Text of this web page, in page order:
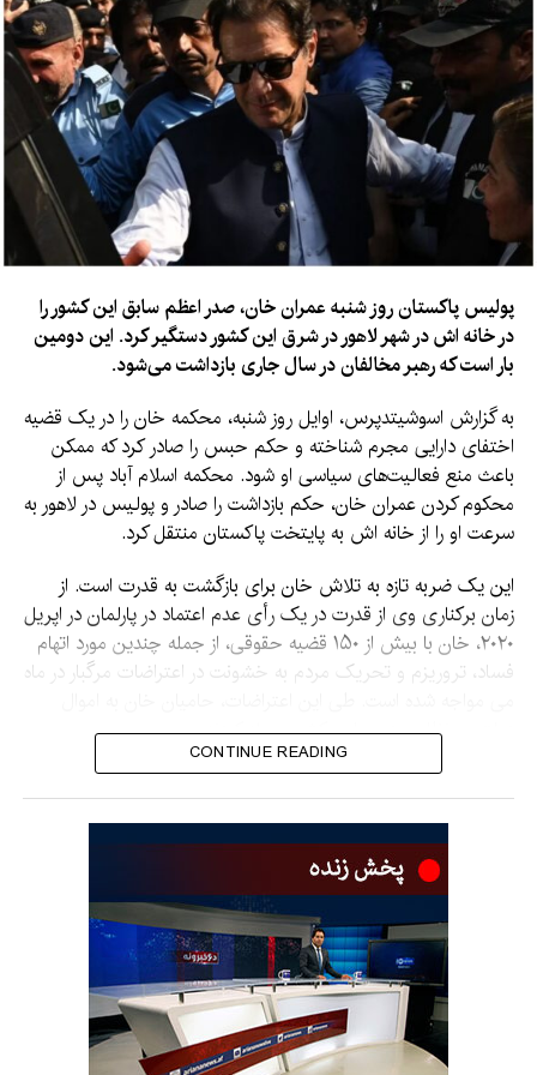
مطابق با ویدیوهای منتشر شده در فضای مجازی، یک طیاره‌ی امبرائر
متعلق به پریگوژین در ولایت تور و در ۱۵ کیلومتری میدان هوایی
نظامی خوتیلوو سقوط کرده است.
گفته می‌شود که این طیاره حامل ۳ خدمه و ۷ مسافر بوده است.
در همین حال، شبکه بی‌بی‌سی مدعی شد رییس واگنرها در حادثه
سقوط هواپیما جان باخته است.
پولیس پاکستان روز شنبه عمران خان، صدر اعظم سابق این کشور را
در خانه اش در شهر لاهور در شرق این کشور دستگیر کرد. این دومین
بار است که رهبر مخالفان در سال جاری بازداشت می‌شود.
به گزارش اسوشیتدپرس، اوایل روز شنبه، محکمه خان را در یک قضیه
اختفای دارایی مجرم شناخته و حکم حبس را صادر کرد که ممکن
باعث منع فعالیت‌های سیاسی او شود. محکمه اسلام آباد پس از
محکوم کردن عمران خان، حکم بازداشت را صادر و پولیس در لاهور به
سرعت او را از خانه اش به پایتخت پاکستان منتقل کرد.
این یک ضربه تازه به تلاش خان برای بازگشت به قدرت است. از
زمان برکناری وی از قدرت در یک رأی عدم اعتماد در پارلمان در اپریل
۲۰۲۰، خان با بیش از ۱۵۰ قضیه حقوقی، از جمله چندین مورد اتهام
فساد، تروریزم و تحریک مردم به خشونت در اعتراضات مرگبار در ماه
دولتی و نظامی در سراسر کشور حمله کردند.
CONTINUE READING